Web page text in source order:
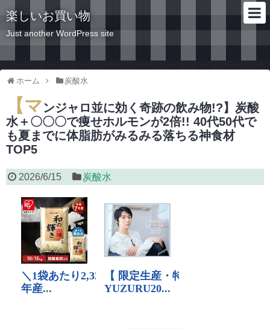
楽しいお買い物
Just another WordPress site
ホーム 炭酸水
【マンジャロ並に効く奇跡の飲み物!?】炭酸
水＋〇〇〇で痩せホルモンが2倍!! 40代50代で
も夏までに体脂肪がみるみる落ちる神食材
TOP5
2026/6/15 炭酸水